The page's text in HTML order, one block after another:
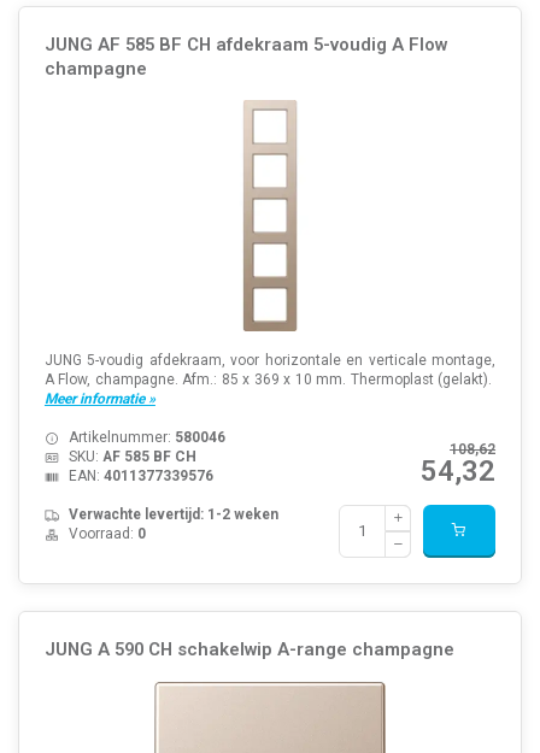
JUNG AF 585 BF CH afdekraam 5-voudig A Flow
champagne
JUNG 5-voudig afdekraam, voor horizontale en verticale montage,
A Flow, champagne. Afm.: 85 x 369 x 10 mm. Thermoplast (gelakt).
Meer informatie »
108,62
54,32
Artikelnummer: 580046
SKU: AF 585 BF CH
EAN: 4011377339576
Verwachte levertijd: 1-2 weken
Voorraad: 0
JUNG A 590 CH schakelwip A-range champagne